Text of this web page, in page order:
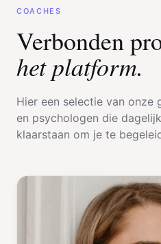
COACHES
Verbonden
het platform.
Hier een selectie van onze
en psychologen die
klaarstaan om je te